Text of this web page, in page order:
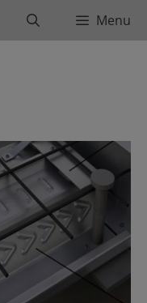
BuscarMenu